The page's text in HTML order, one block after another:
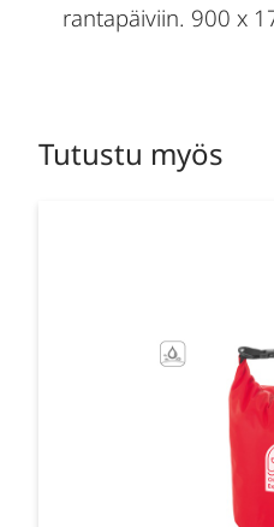
rantapäiviin. 900 x
Tutustu myös